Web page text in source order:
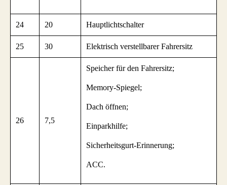
24 20 Hauptlichtschalter
25 30 Elektrisch verstellbarer Fahrersitz
26 7,5
Speicher für den Fahrersitz;
Memory-Spiegel;
Dach öffnen;
Einparkhilfe;
Sicherheitsgurt-Erinnerung;
ACC.